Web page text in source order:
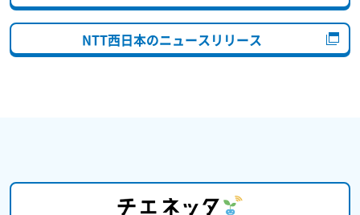
NTT西日本のニュースリリース